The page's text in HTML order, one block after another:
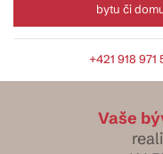
bytu či
+421 918 971
Vaše